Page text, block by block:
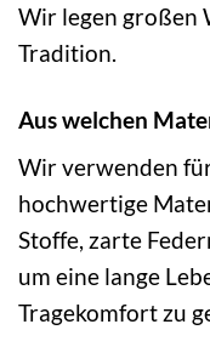
Wir legen großen
Tradition.
Aus welchen
Wir verwenden
hochwertige
Stoffe, zarte
um eine lange
Tragekomfort zu